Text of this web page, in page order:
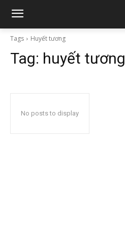
Tags Huyết tương
Tag: huyết tương
No posts to display